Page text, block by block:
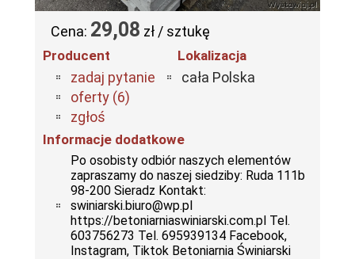
Cena: 29,08 zł / sztukę
Producent
zadaj pytanie
oferty (6)
zgłoś
Lokalizacja
cała Polska
Informacje dodatkowe
Po osobisty odbiór naszych elementów
zapraszamy do naszej siedziby: Ruda 111b
98-200 Sieradz Kontakt:
swiniarski.biuro@wp.pl
https://betoniarniaswiniarski.com.pl Tel.
603756273 Tel. 695939134 Facebook,
Instagram, Tiktok Betoniarnia Świniarski